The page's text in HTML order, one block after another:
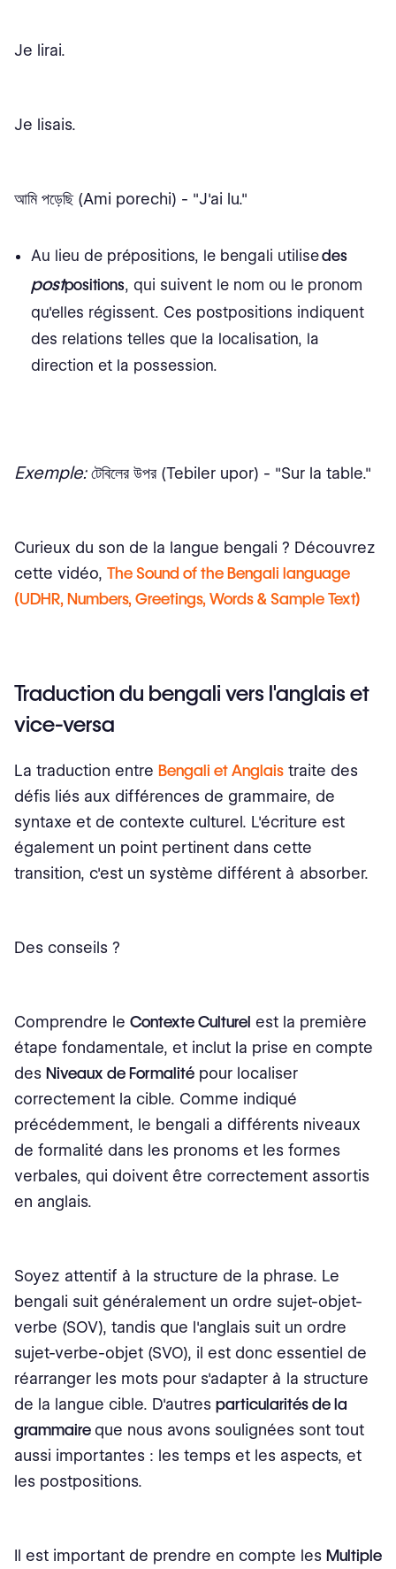
Je lirai.
Je lisais.
আমি পড়েছি (Ami porechi) - "J'ai lu."
Au lieu de prépositions, le bengali utilisedes
postpositions, qui suivent le nom ou le pronom
qu'elles régissent. Ces postpositions indiquent
des relations telles que la localisation, la
direction et la possession.
Exemple:টেবিলের উপর (Tebiler upor) - "Sur la table."
Curieux du son de la langue bengali ? Découvrez
cette vidéo, The Sound of the Bengali language
(UDHR, Numbers, Greetings, Words & Sample Text)
Traduction du bengali vers l'anglais et
vice-versa
La traduction entre Bengali et Anglais traite des
défis liés aux différences de grammaire, de
syntaxe et de contexte culturel. L'écriture est
également un point pertinent dans cette
transition, c'est un système différent à absorber.
Des conseils ?
Comprendre le Contexte Culturel est la première
étape fondamentale, et inclut la prise en compte
des Niveaux de Formalité pour localiser
correctement la cible. Comme indiqué
précédemment, le bengali a différents niveaux
de formalité dans les pronoms et les formes
verbales, qui doivent être correctement assortis
en anglais.
Soyez attentif à la structure de la phrase. Le
bengali suit généralement un ordre sujet-objet-
verbe (SOV), tandis que l'anglais suit un ordre
sujet-verbe-objet (SVO), il est donc essentiel de
réarranger les mots pour s'adapter à la structure
de la langue cible. D'autres particularités de la
grammaire que nous avons soulignées sont tout
aussi importantes : les temps et les aspects, et
les postpositions.
Il est important de prendre en compte les Multiple